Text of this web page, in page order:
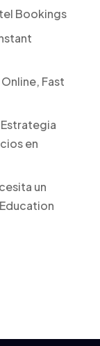
Bookings
Fast
en
un